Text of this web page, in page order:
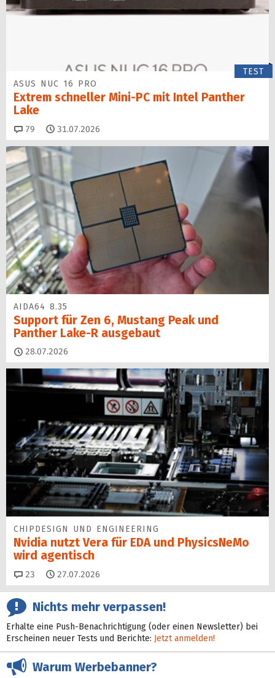
TEST
ASUS NUC 16 PRO
Extrem schneller Mini-PC mit Intel Panther
Lake
79 Kommentare
31.07.2026
AIDA64 8.35
Support für Zen 6, Mustang Peak und
Panther Lake-R ausgebaut
28.07.2026
CHIPDESIGN UND ENGINEERING
Nvidia nutzt Vera für EDA und PhysicsNeMo
wird agentisch
23 Kommentare
27.07.2026
Nichts mehr verpassen!
Erhalte eine Push-Benachrichtigung (oder einen Newsletter) bei
Erscheinen neuer Tests und Berichte: Jetzt anmelden!
Warum Werbebanner?